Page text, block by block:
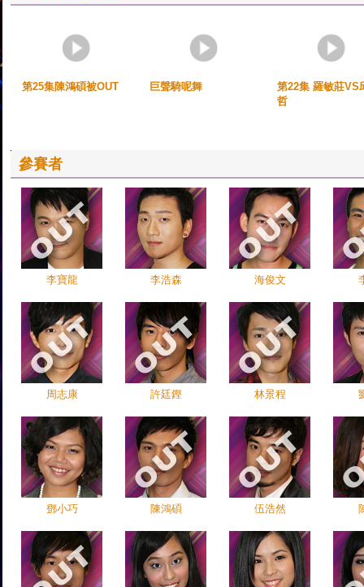
第25集陳鴻碩被OUT 巨聲騎呢舞
第22集 羅敏莊VS
哲
參賽者
李寶龍 李浩森 海俊文
周志康 許廷鏗 林景程
鄧小巧 陳鴻碩 伍浩然